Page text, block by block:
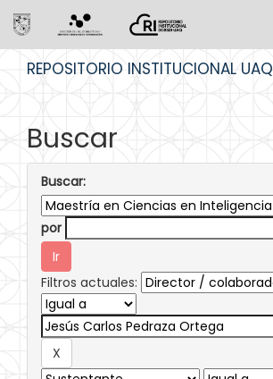
REPOSITORIO INSTITUCIONAL UAQ
Buscar
Buscar:
por
Filtros actuales: